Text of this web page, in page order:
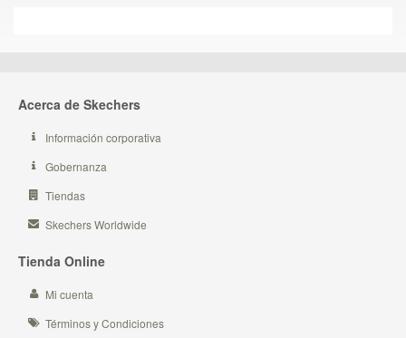
Acerca de Skechers
Información corporativa
Gobernanza
Tiendas
Skechers Worldwide
Tienda Online
Mi cuenta
Términos y Condiciones